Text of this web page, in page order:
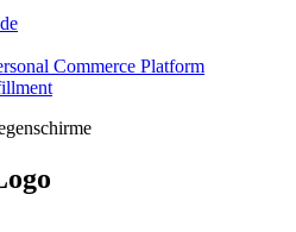
Commerce Platform